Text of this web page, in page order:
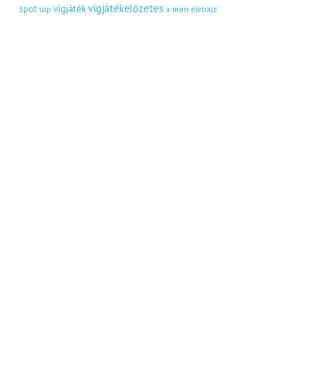
spot uip vígjátékvígjátékelőzetes x men életrajz